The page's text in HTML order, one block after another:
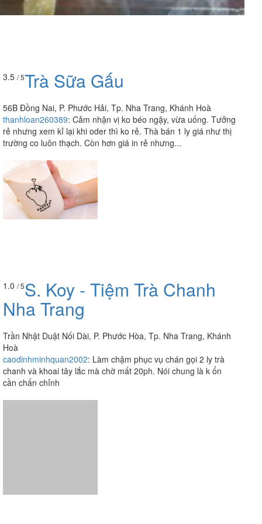
3.5 / 5Trà Sữa Gấu
56B Đồng Nai, P. Phước Hải, Tp. Nha Trang, Khánh Hoà
thanhloan260389: Cảm nhận vị ko béo ngậy, vừa uống. Tưởng
rẻ nhưng xem kỉ lại khi oder thì ko rẻ. Thà bán 1 ly giá như thị
trường co luôn thạch. Còn hơn giá in rẻ nhưng...
1.0 / 5S. Koy - Tiệm Trà Chanh
Nha Trang
Trần Nhật Duật Nối Dài, P. Phước Hòa, Tp. Nha Trang, Khánh
Hoà
caodinhminhquan2002: Làm chậm phục vụ chán gọi 2 ly trà
chanh và khoai tây lắc mà chờ mất 20ph. Nói chung là k ổn
cần chấn chỉnh